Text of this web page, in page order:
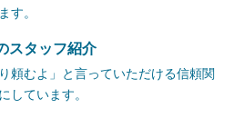
す。
スタッフ紹介
頼むよ」と言っていただける信頼関
しています。